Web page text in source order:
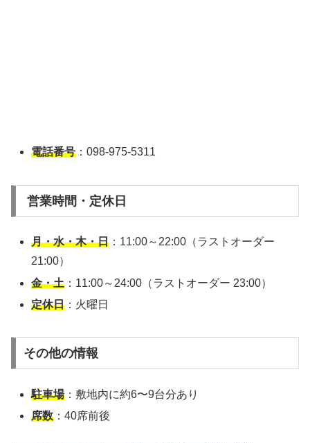
電話番号 ：098‑975‑5311
営業時間・定休日
月・水・木・日 ：11:00～22:00（ラストオーダー
21:00）
金・土 ：11:00～24:00（ラストオーダー 23:00）
定休日 ：火曜日
その他の情報
駐車場：敷地内に約6〜9台分あり
席数 ：40席前後